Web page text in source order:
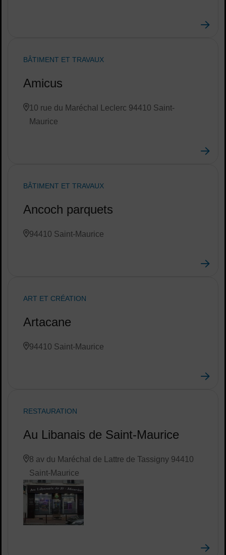
BÂTIMENT ET TRAVAUX
Amicus
10 rue du Maréchal Leclerc 94410 Saint-
Maurice
BÂTIMENT ET TRAVAUX
Ancoch parquets
94410 Saint-Maurice
ART ET CRÉATION
Artacane
94410 Saint-Maurice
RESTAURATION
Au Libanais de Saint-Maurice
8 av du Maréchal de Lattre de Tassigny 94410
Saint-Maurice